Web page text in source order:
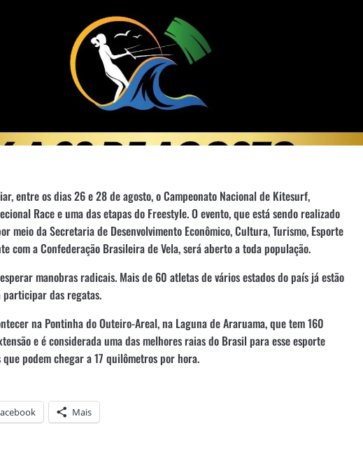
entre os dias 26 e 28 de agosto, o Campeonato Nacional de Kitesurf,
Race e uma das etapas do Freestyle. O evento, que está sendo realizado
meio da Secretaria de Desenvolvimento Econômico, Cultura, Turismo, Esporte
com a Confederação Brasileira de Vela, será aberto a toda população.
manobras radicais. Mais de 60 atletas de vários estados do país já estão
das regatas.
na Pontinha do Outeiro-Areal, na Laguna de Araruama, que tem 160
e é considerada uma das melhores raias do Brasil para esse esporte
que podem chegar a 17 quilômetros por hora.
Mais